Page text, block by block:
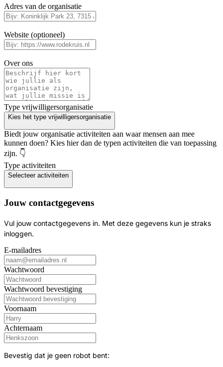
Adres van de organisatie
Website (optioneel)
Over ons
Type vrijwilligersorganisatie
Kies het type vrijwilligersorganisatie
Biedt jouw organisatie activiteiten aan waar mensen aan mee
kunnen doen? Kies hier dan de typen activiteiten die van toepassing
zijn. 👇
Type activiteiten
Selecteer activiteiten
Jouw contactgegevens
Vul jouw contactgegevens in. Met deze gegevens kun je straks
inloggen.
E-mailadres
Wachtwoord
Wachtwoord bevestiging
Voornaam
Achternaam
Bevestig dat je geen robot bent: